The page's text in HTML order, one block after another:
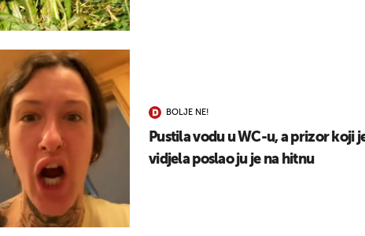
BOLJE NE!
Pustila vodu u WC-u, a prizor koji
vidjela poslao ju je na hitnu